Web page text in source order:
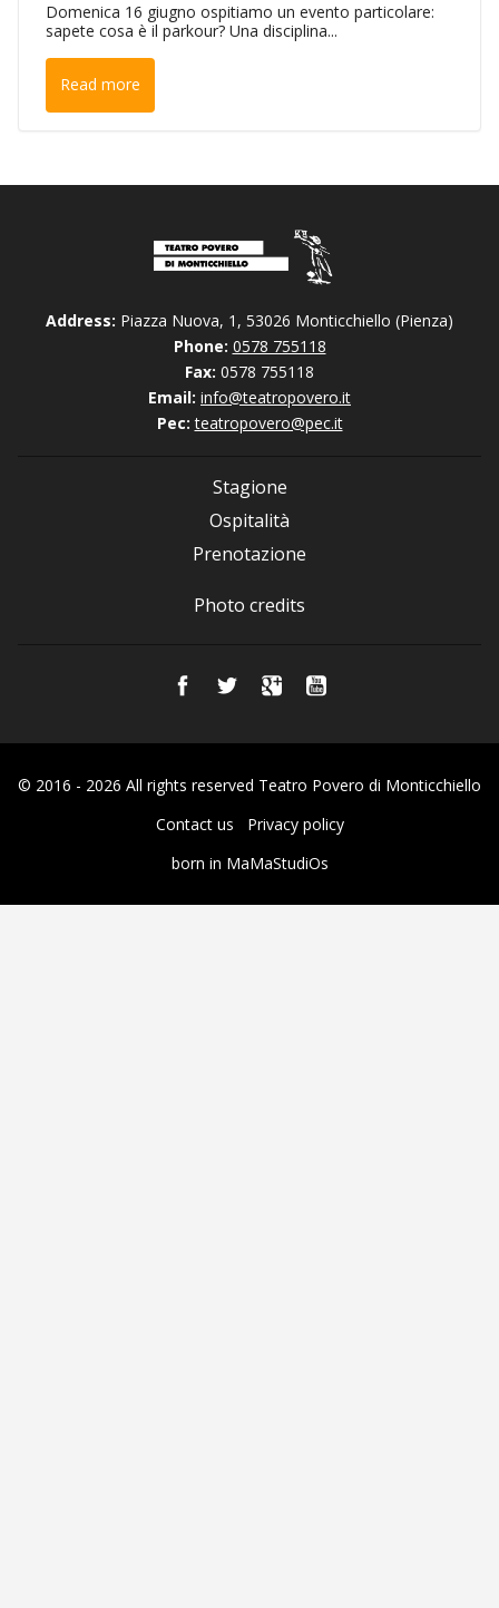
Domenica 16 giugno ospitiamo un evento particolare:
sapete cosa è il parkour? Una disciplina...
Read more
Address: Piazza Nuova, 1, 53026 Monticchiello (Pienza)
Phone: 0578 755118
Fax: 0578 755118
Email: info@teatropovero.it
Pec: teatropovero@pec.it
Stagione
Ospitalità
Prenotazione
Photo credits
© 2016 - 2026 All rights reserved Teatro Povero di Monticchiello
Contact us
Privacy policy
born in MaMaStudiOs